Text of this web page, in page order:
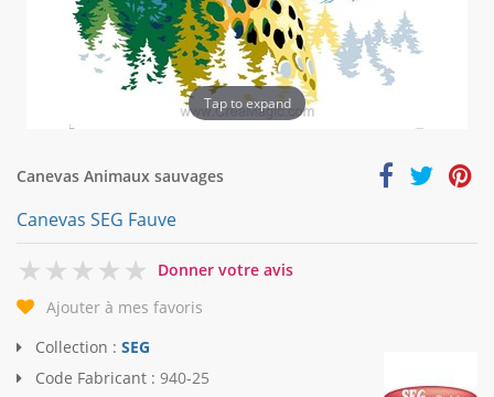
Tap to expand
Canevas Animaux sauvages
Canevas SEG Fauve
0
Donner votre avis
Ajouter à mes favoris
Collection : SEG
Code Fabricant : 940-25